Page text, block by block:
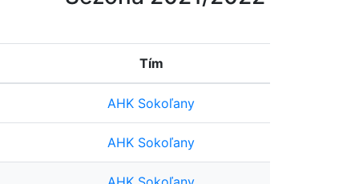
Tím
AHK Sokoľany
AHK Sokoľany